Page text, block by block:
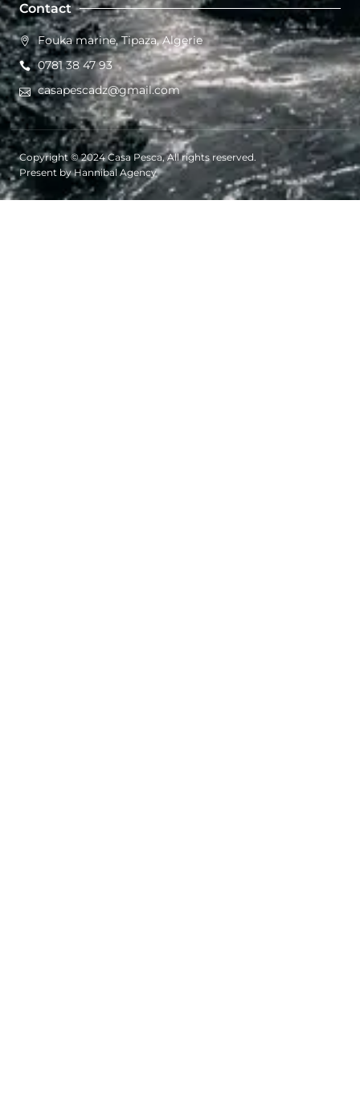
Contact
Fouka marine, Tipaza, Algerie
0781 38 47 93
casapescadz@gmail.com
Copyright © 2024 Casa Pesca, All rights reserved.
Present by Hannibal Agency